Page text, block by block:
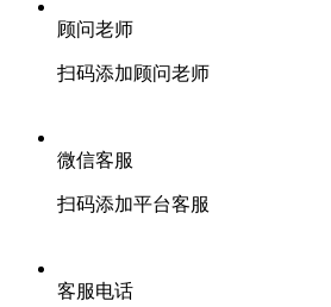
顾问老师
扫码添加顾问老师
微信客服
扫码添加平台客服
客服电话